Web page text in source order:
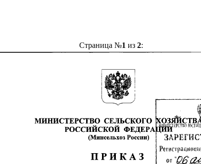
Страница №1 из 2: